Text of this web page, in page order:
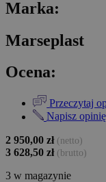
Marka:
Marseplast
Ocena:
Przeczytaj
Napisz opinię
2 950,00 zł (netto)
3 628,50 zł (brutto)
3 w magazynie